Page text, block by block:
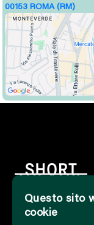
00153 ROMA(RM)
Questo sito
cookie